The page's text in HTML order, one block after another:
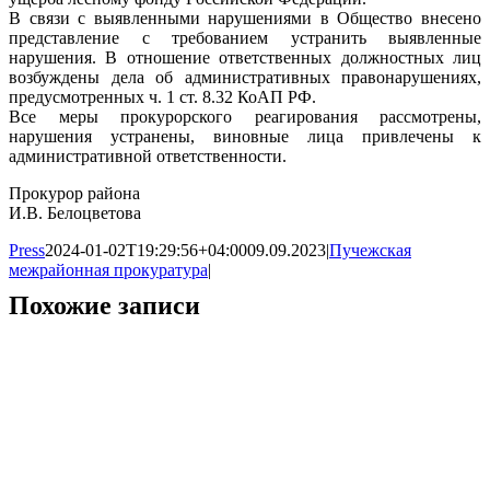
В связи с выявленными нарушениями в Общество внесено
представление с требованием устранить выявленные
нарушения. В отношение ответственных должностных лиц
возбуждены дела об административных правонарушениях,
предусмотренных ч. 1 ст. 8.32 КоАП РФ.
Все меры прокурорского реагирования рассмотрены,
нарушения устранены, виновные лица привлечены к
административной ответственности.
Прокурор района
И.В. Белоцветова
Press2024-01-02T19:29:56+04:0009.09.2023|Пучежская
межрайонная прокуратура|
Похожие записи